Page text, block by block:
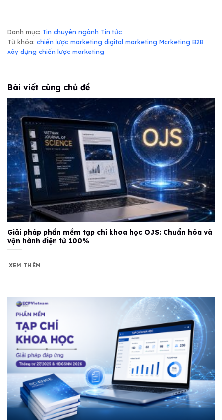
Danh mục: Tin chuyên ngành Tin tức
Từ khóa: chiến lược marketing digital marketing Marketing B2B
xây dựng chiến lược marketing
Bài viết cùng chủ đề
Giải pháp phần mềm tạp chí khoa học OJS: Chuẩn hóa và
vận hành điện tử 100%
XEM THÊM